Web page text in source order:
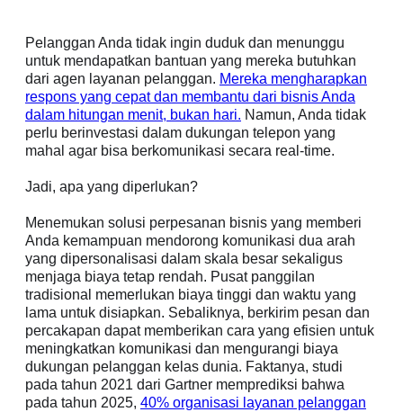
Pelanggan Anda tidak ingin duduk dan menunggu
untuk mendapatkan bantuan yang mereka butuhkan
dari agen layanan pelanggan. Mereka mengharapkan
respons yang cepat dan membantu dari bisnis Anda
dalam hitungan menit, bukan hari. Namun, Anda tidak
perlu berinvestasi dalam dukungan telepon yang
mahal agar bisa berkomunikasi secara real-time.
Jadi, apa yang diperlukan?
Menemukan solusi perpesanan bisnis yang memberi
Anda kemampuan mendorong komunikasi dua arah
yang dipersonalisasi dalam skala besar sekaligus
menjaga biaya tetap rendah. Pusat panggilan
tradisional memerlukan biaya tinggi dan waktu yang
lama untuk disiapkan. Sebaliknya, berkirim pesan dan
percakapan dapat memberikan cara yang efisien untuk
meningkatkan komunikasi dan mengurangi biaya
dukungan pelanggan kelas dunia. Faktanya, studi
pada tahun 2021 dari Gartner memprediksi bahwa
pada tahun 2025, 40% organisasi layanan pelanggan